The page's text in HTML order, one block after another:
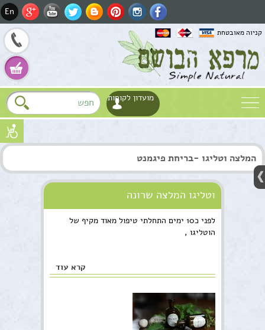
En
קניוה מאובטחת
מועדון לקוחות
דוא"ל
טלפון
המלצה וטליגו -בריחת פיגמנט
וטליגו המלצה שרונה
לפני כ10 ימים התחלתי טיפול מאוד מקיף של
הוטליגו ,
קרא עוד